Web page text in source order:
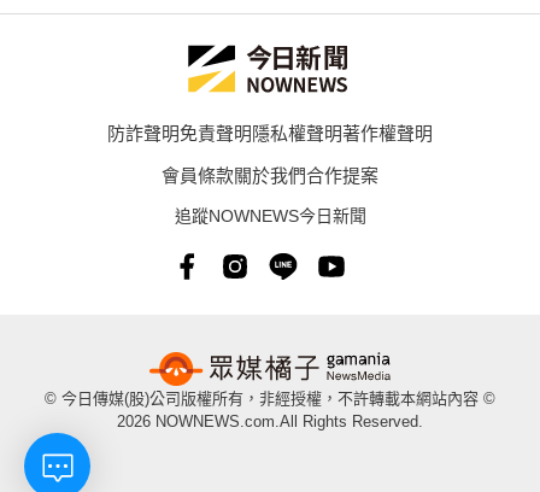
防詐聲明免責聲明隱私權聲明著作權聲明
會員條款關於我們合作提案
追蹤NOWNEWS今日新聞
© 今日傳媒(股)公司版權所有，非經授權，不許轉載本網站內容 ©
2026 NOWNEWS.com.All Rights Reserved.